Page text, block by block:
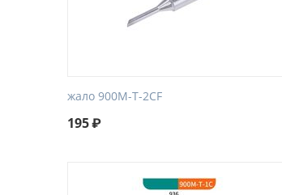
жало 900M-T-2CF
195₽